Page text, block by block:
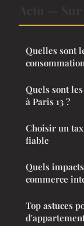
Quelles sont
Quels sont
à Paris 13 ?
Choisir un
fiable
Quels
commerce
Top astuces